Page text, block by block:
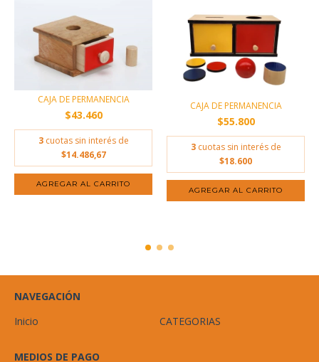
CAJA DE PERMANENCIA
$43.460
3 cuotas sin interés de
$14.486,67
CAJA DE PERMANENCIA
$55.800
3 cuotas sin interés de
$18.600
NAVEGACIÓN
Inicio
CATEGORIAS
MEDIOS DE PAGO